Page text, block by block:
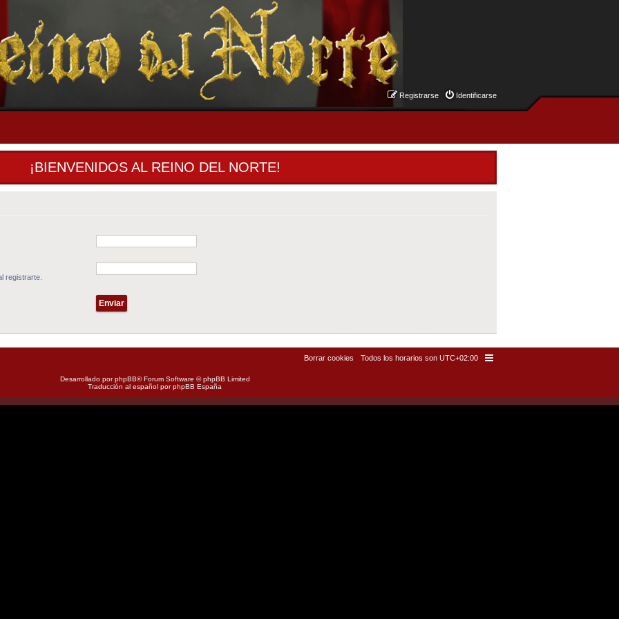
Identificarse
Registrarse
¡BIENVENIDOS AL REINO DEL NORTE!
registrarte.
Todos los horarios son UTC+02:00
Borrar cookies
Desarrollado porphpBB® Forum Software © phpBB Limited
Traducción al español porphpBB España